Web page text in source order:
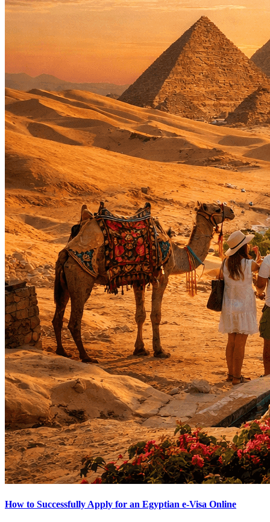
How to Successfully Apply for an Egyptian e-Visa Online